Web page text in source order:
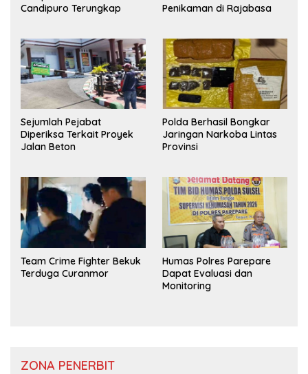
Candipuro Terungkap
Penikaman di Rajabasa
Sejumlah Pejabat
Diperiksa Terkait Proyek
Jalan Beton
Polda Berhasil Bongkar
Jaringan Narkoba Lintas
Provinsi
Team Crime Fighter Bekuk
Terduga Curanmor
Humas Polres Parepare
Dapat Evaluasi dan
Monitoring
ZONA PENERBIT